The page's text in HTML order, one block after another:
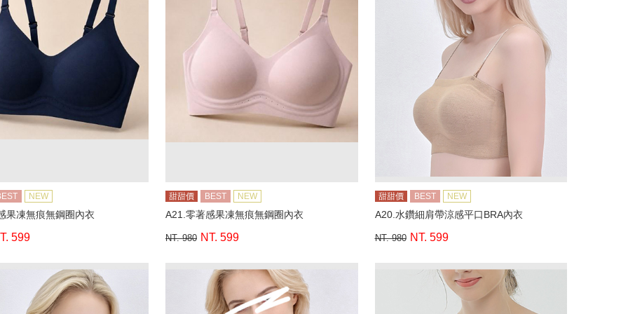
NEW
果凍無痕無鋼圈內衣
599
甜甜價 BEST NEW
A21.零著感果凍無痕無鋼圈內衣
NT. 980 NT. 599
甜甜價 BEST NEW
A20.水鑽細肩帶涼感平口BRA內衣
NT. 980 NT. 599